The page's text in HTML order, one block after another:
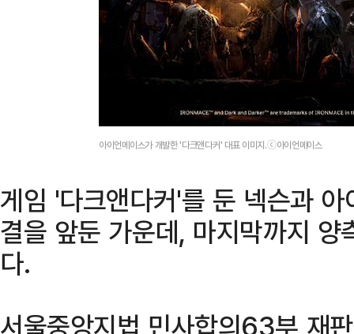
아이언메이스가 개발한 '다크앤다커' 대표 이미지.ⓒ아이언메이스
게임 '다크앤다커'를 둔 넥슨과
결을 앞둔 가운데, 마지막까지
다.
서울중앙지법 민사합의63부 재